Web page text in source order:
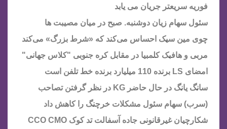
فوریه سریعتر جریان می یابد
سئول سهام زیان دوشنبه. صبح در میان مصیبت ها
چوی مین سیک احساس می‌کند که «شرط بزرگ» می‌کند
مربی و هافبک کلمبیا در مقابل کره جنوبی "کلاس جهانی"
امضای LS برنده 110 میلیارد برنده خط تلفن است
سانگ یانگ در حال حاضر KG در نظر گرفتن تصاحب
(سرب) سهام سئول مشکلات خرچنگ را کاهش داد
شکارچیان غیرقانونی جاده آسفالت تد کوک CCO CMO